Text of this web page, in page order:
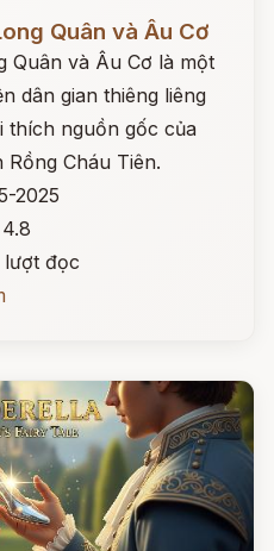
Quân và Âu Cơ
Quân và Âu Cơ là một
dân gian thiêng liêng
thích nguồn gốc của
Rồng Cháu Tiên.
2025
4.8
lượt đọc